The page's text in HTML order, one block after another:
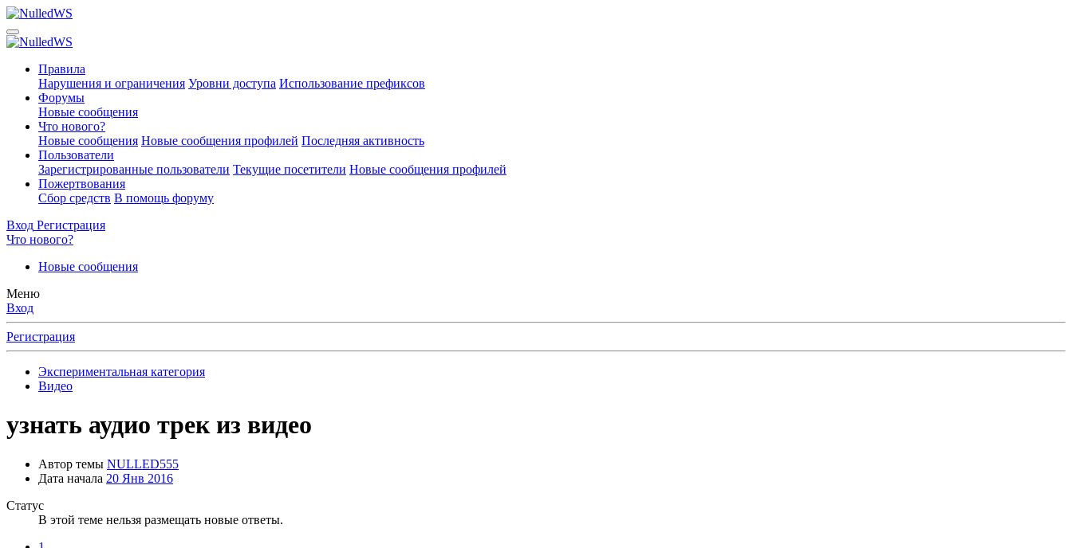
Правила
Нарушения и ограничения Уровни доступа Использование префиксов
Форумы
Новые сообщения
Что нового?
Новые сообщения Новые сообщения профилей Последняя активность
Пользователи
Зарегистрированные пользователи Текущие посетители Новые сообщения профилей
Пожертвования
Сбор средств В помощь форуму
Вход Регистрация
Что нового?
Новые сообщения
Меню
Вход
Регистрация
Экспериментальная категория
Видео
узнать аудио трек из видео
Автор темы NULLED555
Дата начала 20 Янв 2016
Статус
В этой теме нельзя размещать новые ответы.